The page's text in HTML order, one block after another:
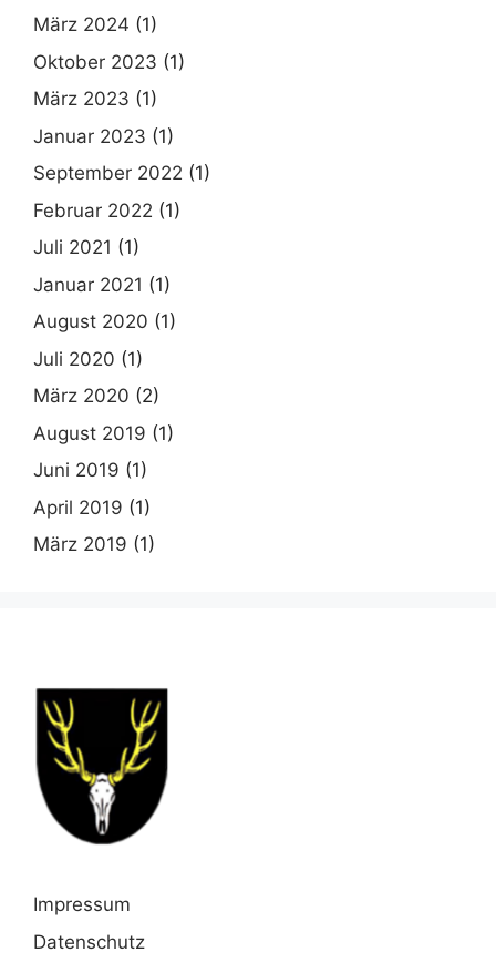
März 2024 (1)
Oktober 2023 (1)
März 2023 (1)
Januar 2023 (1)
September 2022 (1)
Februar 2022 (1)
Juli 2021 (1)
Januar 2021 (1)
August 2020 (1)
Juli 2020 (1)
März 2020 (2)
August 2019 (1)
Juni 2019 (1)
April 2019 (1)
März 2019 (1)
Impressum
Datenschutz